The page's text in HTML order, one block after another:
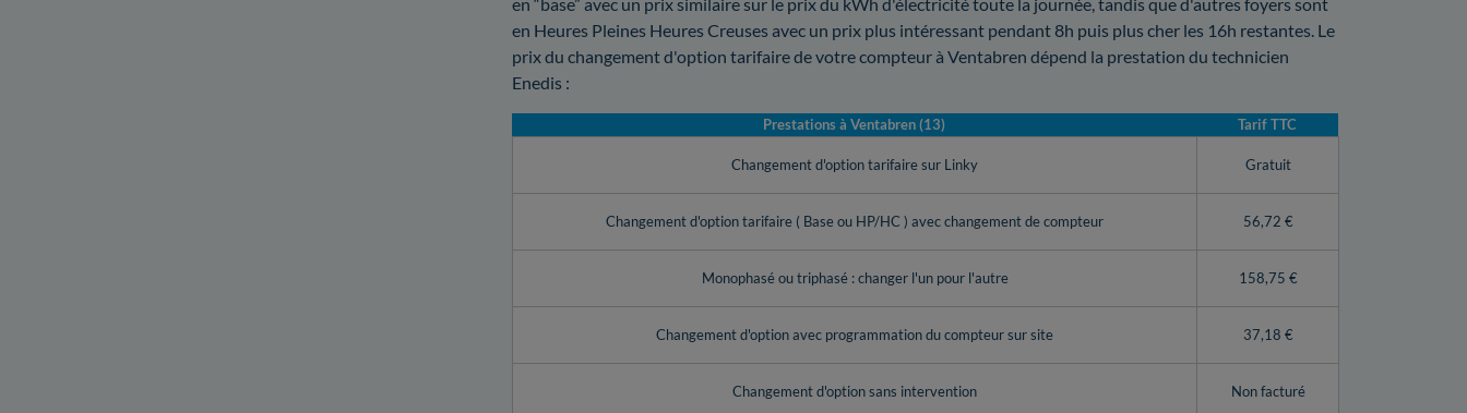
en “base” avec un prix similaire sur le prix du kWh d'électricité toute la journée, tandis que d'autres foyers sont
en Heures Pleines Heures Creuses avec un prix plus intéressant pendant 8h puis plus cher les 16h restantes. Le
prix du changement d'option tarifaire de votre compteur à Ventabren dépend la prestation du technicien
Enedis :
Prestations à Ventabren (13) Tarif TTC
Changement d'option tarifaire sur Linky Gratuit
Changement d'option tarifaire ( Base ou HP/HC ) avec changement de compteur 56,72 €
Monophasé ou triphasé : changer l'un pour l'autre 158,75 €
Changement d'option avec programmation du compteur sur site 37,18 €
Changement d'option sans intervention Non facturé